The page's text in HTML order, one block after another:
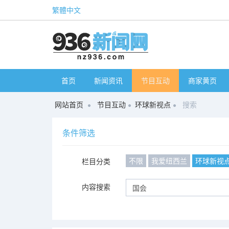
繁體中文
首页 新闻资讯 节目互动 商家黄页
网站首页 节目互动 环球新视点 搜索
条件筛选
栏目分类 不限 我爱纽西兰 环球新视
内容搜索